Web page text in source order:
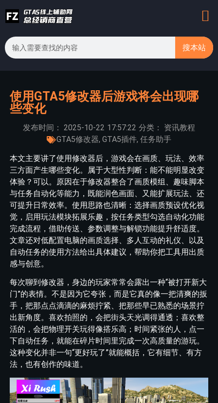
搜本站
使用GTA5修改器后游戏将会出现哪
些变化
发布时间： 2025-10-22 17:57:22 分类：
资讯教程
GTA5修改器, GTA5插件, 任务助手
本文主要讲了使用修改器后，游戏会在画质、玩法、效率
三方面产生哪些变化。属于大型性判断：能不能明显改变
体验？可以。原因在于修改器整合了画质模组、趣味脚本
与任务自动化等能力，既能润色画面、又能扩展玩法、还
可提升日常效率。使用思路也清晰：选择画质预设优化视
觉，启用玩法模块拓展乐趣，按任务类型勾选自动化功能
完成流程，借助传送、参数调整与解锁功能提升舒适度。
文章还对低配置电脑的画质选择、多人互动的礼仪、以及
自动任务的使用方法给出具体建议，帮助你把工具用出质
感与创意。
每次聊到修改器，身边的玩家常常会露出一种“被打开新大
门”的表情。不是因为它夸张，而是它真的像一把清爽的扳
手，把那点点滴滴的麻烦拧紧、把那些早已熟悉的场景拧
出新角度。喜欢拍照的，会把街头天光调得通透；喜欢整
活的，会把物理开关玩得像搭乐高；时间紧张的人，点一
下自动任务，就能在碎片时间里完成一次高质量的游玩。
这种变化并非一句“更好玩了”就能概括，它有细节、有方
法，也有创作的味道。